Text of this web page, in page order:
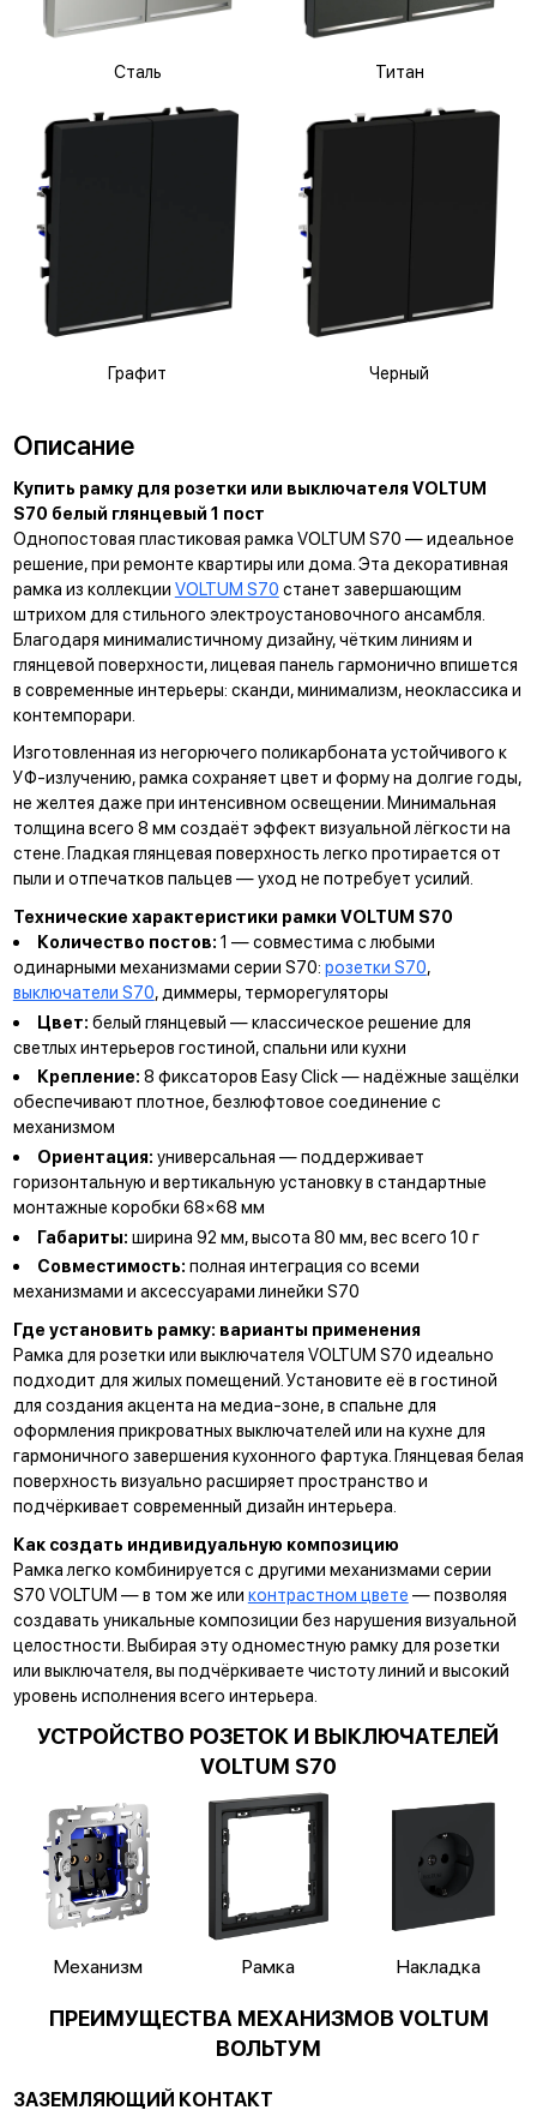
Сталь Титан
Графит Черный
Описание
Купить рамку для розетки или выключателя VOLTUM
S70 белый глянцевый 1 пост
Однопостовая пластиковая рамка VOLTUM S70 — идеальное
решение, при ремонте квартиры или дома. Эта декоративная
рамка из коллекции VOLTUM S70 станет завершающим
штрихом для стильного электроустановочного ансамбля.
Благодаря минималистичному дизайну, чётким линиям и
глянцевой поверхности, лицевая панель гармонично впишется
в современные интерьеры: сканди, минимализм, неоклассика и
контемпорари.
Изготовленная из негорючего поликарбоната устойчивого к
УФ-излучению, рамка сохраняет цвет и форму на долгие годы,
не желтея даже при интенсивном освещении. Минимальная
толщина всего 8 мм создаёт эффект визуальной лёгкости на
стене. Гладкая глянцевая поверхность легко протирается от
пыли и отпечатков пальцев — уход не потребует усилий.
Технические характеристики рамки VOLTUM S70
Количество постов: 1 — совместима с любыми
одинарными механизмами серии S70: розетки S70,
выключатели S70, диммеры, терморегуляторы
Цвет: белый глянцевый — классическое решение для
светлых интерьеров гостиной, спальни или кухни
Крепление: 8 фиксаторов Easy Click — надёжные защёлки
обеспечивают плотное, безлюфтовое соединение с
механизмом
Ориентация: универсальная — поддерживает
горизонтальную и вертикальную установку в стандартные
монтажные коробки 68×68 мм
Габариты: ширина 92 мм, высота 80 мм, вес всего 10 г
Совместимость: полная интеграция со всеми
механизмами и аксессуарами линейки S70
Где установить рамку: варианты применения
Рамка для розетки или выключателя VOLTUM S70 идеально
подходит для жилых помещений. Установите её в гостиной
для создания акцента на медиа-зоне, в спальне для
оформления прикроватных выключателей или на кухне для
гармоничного завершения кухонного фартука. Глянцевая белая
поверхность визуально расширяет пространство и
подчёркивает современный дизайн интерьера.
Как создать индивидуальную композицию
Рамка легко комбинируется с другими механизмами серии
S70 VOLTUM — в том же или контрастном цвете — позволяя
создавать уникальные композиции без нарушения визуальной
целостности. Выбирая эту одноместную рамку для розетки
или выключателя, вы подчёркиваете чистоту линий и высокий
уровень исполнения всего интерьера.
УСТРОЙСТВО РОЗЕТОК И ВЫКЛЮЧАТЕЛЕЙ
VOLTUM S70
Механизм Рамка Накладка
ПРЕИМУЩЕСТВА МЕХАНИЗМОВ VOLTUM
ВОЛЬТУМ
ЗАЗЕМЛЯЮЩИЙ КОНТАКТ